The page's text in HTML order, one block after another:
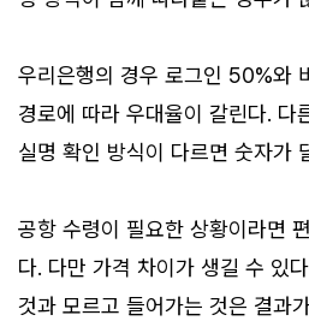
우리은행의 경우 로그인 50%와
경로에 따라 우대율이 갈린다. 다
실명 확인 방식이 다르면 숫자가
공항 수령이 필요한 상황이라면
다. 다만 가격 차이가 생길 수 있
것과 모르고 들어가는 것은 결과